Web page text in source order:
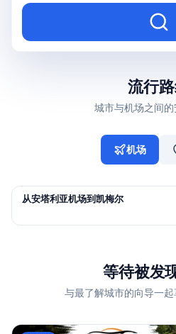
流行
城市与机场之间的
机场
从安塔利亚机场到凯梅尔
等待被发
与最了解城市的向导一起